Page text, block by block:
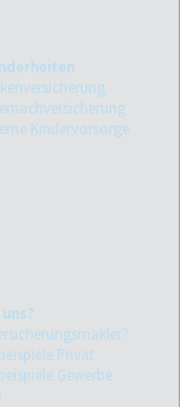
Kindervorsorge
Privat
Gewerbe